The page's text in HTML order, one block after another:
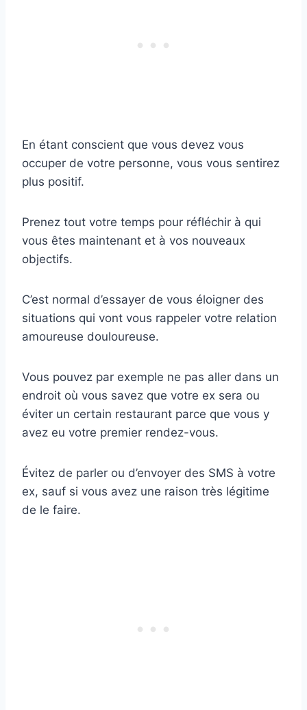
En étant conscient que vous devez vous
occuper de votre personne, vous vous sentirez
plus positif.
Prenez tout votre temps pour réfléchir à qui
vous êtes maintenant et à vos nouveaux
objectifs.
C’est normal d’essayer de vous éloigner des
situations qui vont vous rappeler votre relation
amoureuse douloureuse.
Vous pouvez par exemple ne pas aller dans un
endroit où vous savez que votre ex sera ou
éviter un certain restaurant parce que vous y
avez eu votre premier rendez-vous.
Évitez de parler ou d’envoyer des SMS à votre
ex, sauf si vous avez une raison très légitime
de le faire.